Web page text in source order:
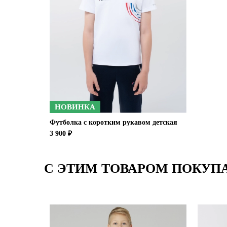
НОВИНКА
Футболка с коротким рукавом детская
3 900 ₽
С ЭТИМ ТОВАРОМ